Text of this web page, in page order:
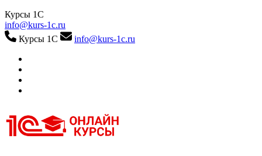
Курсы 1С
info@kurs-1c.ru
Курсы 1С
info@kurs-1c.ru